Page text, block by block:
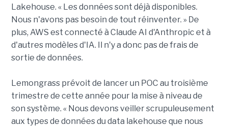
Lakehouse. « Les données sont déjà disponibles.
Nous n'avons pas besoin de tout réinventer. » De
plus, AWS est connecté à Claude AI d'Anthropic et à
d'autres modèles d'IA. Il n'y a donc pas de frais de
sortie de données.
Lemongrass prévoit de lancer un POC au troisième
trimestre de cette année pour la mise à niveau de
son système. « Nous devons veiller scrupuleusement
aux types de données du data lakehouse que nous